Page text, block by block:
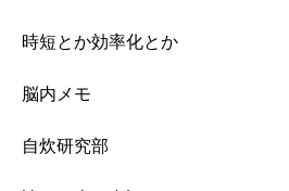
時短とか効率化とか
脳内メモ
自炊研究部